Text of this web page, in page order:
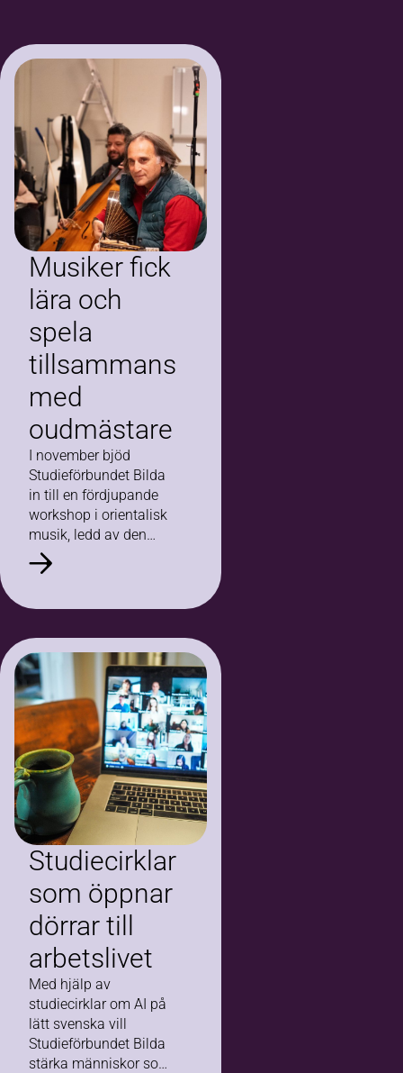
Musiker fick
lära och
spela
tillsammans
med
oudmästare
I november bjöd
Studieförbundet Bilda
in till en fördjupande
workshop i orientalisk
musik, ledd av den
internationellt erkände
oudmästaren Yurdal
musiker och
musikintresserade
samlades för att
fördjupa sina…
Studiecirklar
som öppnar
dörrar till
arbetslivet
Med hjälp av
studiecirklar om AI på
lätt svenska vill
Studieförbundet Bilda
stärka människor som